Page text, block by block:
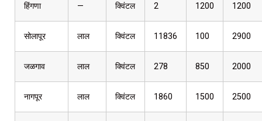
हिंगणा — क्विंटल 2 1200 1200
सोलापूर लाल क्विंटल 11836 100 2900
जळगाव लाल क्विंटल 278 850 2000
नागपूर लाल क्विंटल 1860 1500 2500